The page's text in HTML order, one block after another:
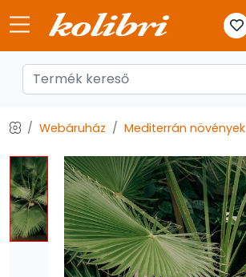
Webáruház Mediterrán növények